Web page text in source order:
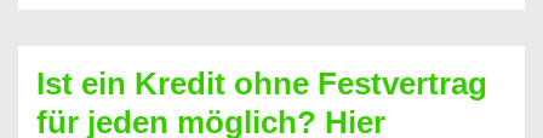
Prepaid
ist
Ist ein Kredit ohne Festvertrag
für jeden möglich? Hier